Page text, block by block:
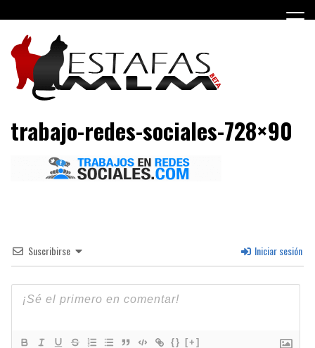
al
contenido
Estafas MLM
trabajo-redes-sociales-728×90
Suscribirse Iniciar sesión
{} [+]